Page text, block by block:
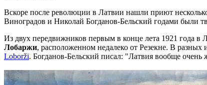
Вскоре после революции в Латвии нашли приют
Виноградов и Николай Богданов-Бельский годами были
Из двух передвижников первым в конце лета 1921 года в
Лобаржи, расположенном недалеко от Резекне. В
Loborži. Богданов-Бельский писал: "Латвия вообще